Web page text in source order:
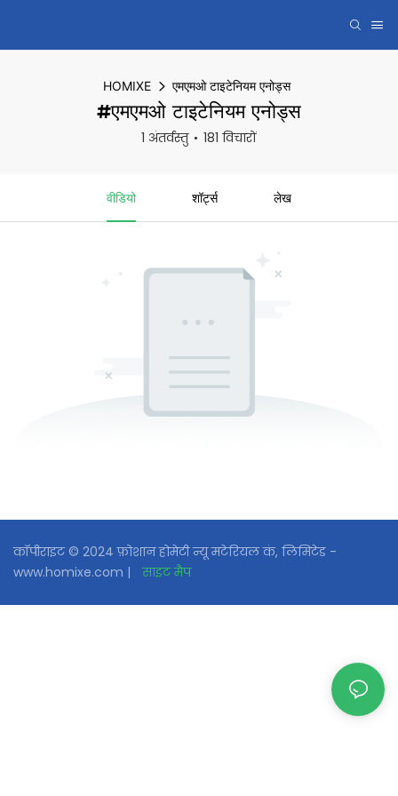
HOMIXE एमएमओ टाइटेनियम एनोड्स
#एमएमओ टाइटेनियम एनोड्स
1 अंतर्वस्तु 181 विचारों
वीडियो शॉर्ट्स लेख
कॉपीराइट © 2024 फ़ोशान होमेटी न्यू मटेरियल कं, लिमिटेड -
www.homixe.com |
साइट मैप